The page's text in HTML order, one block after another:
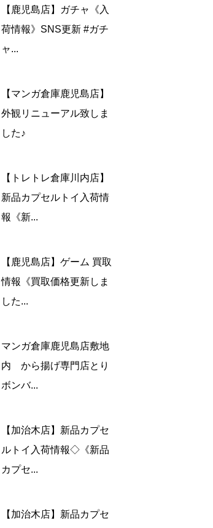
【鹿児島店】ガチャ《入
荷情報》SNS更新 #ガチ
ャ...
【マンガ倉庫鹿児島店】
外観リニューアル致しま
した♪
【トレトレ倉庫川内店】
新品カプセルトイ入荷情
報《新...
【鹿児島店】ゲーム 買取
情報《買取価格更新しま
した...
マンガ倉庫鹿児島店敷地
内 から揚げ専門店とり
ボンバ...
【加治木店】新品カプセ
ルトイ入荷情報◇《新品
カプセ...
【加治木店】新品カプセ